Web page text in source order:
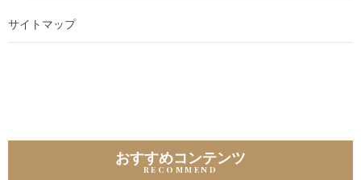
サイトマップ
おすすめコンテンツ